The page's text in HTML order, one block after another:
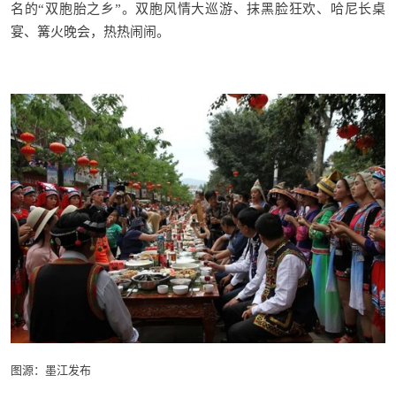
名的“双胞胎之乡”。双胞风情大巡游、抹黑脸狂欢、哈尼长桌
宴、篝火晚会，热热闹闹。
图源：墨江发布